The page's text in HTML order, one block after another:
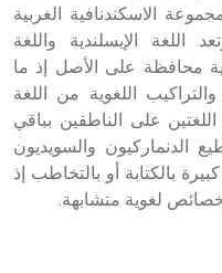
الاسكندنافية الغربية
اللغة الإيسلندية واللغة
محافظة على الأصل إذ ما
اللغوية من اللغة
اللغتين على الناطقين بباقي
الدنماركيون والسويديون
بالكتابة أو بالتخاطب إذ
لغوية متشابهة.